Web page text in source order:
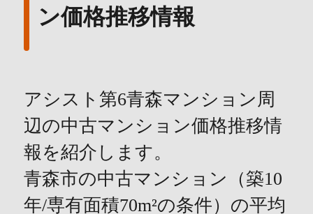
ン価格推移情報
アシスト第6青森マンション周
辺の中古マンション価格推移情
報を紹介します。
青森市の中古マンション（築10
年/専有面積70m²の条件）の平均